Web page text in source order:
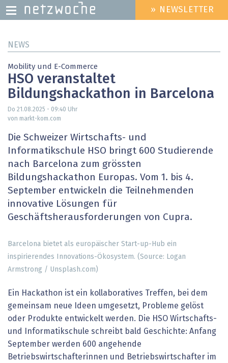
zum
HEADER
MENU
» NEWSLETTER
NEWS
Mobility und E-Commerce
HSO veranstaltet
Bildungshackathon in Barcelona
Do 21.08.2025 - 09:40 Uhr
von markt-kom.com
Die Schweizer Wirtschafts- und
Informatikschule HSO bringt 600 Studierende
nach Barcelona zum grössten
Bildungshackathon Europas. Vom 1. bis 4.
September entwickeln die Teilnehmenden
innovative Lösungen für
Geschäftsherausforderungen von Cupra.
Barcelona bietet als europäischer Start-up-Hub ein
inspirierendes Innovations-Ökosystem. (Source: Logan
Armstrong / Unsplash.com)
Ein Hackathon ist ein kollaboratives Treffen, bei dem
gemeinsam neue Ideen umgesetzt, Probleme gelöst
oder Produkte entwickelt werden. Die HSO Wirtschafts-
und Informatikschule schreibt bald Geschichte: Anfang
September werden 600 angehende
Betriebswirtschafterinnen und Betriebswirtschafter im